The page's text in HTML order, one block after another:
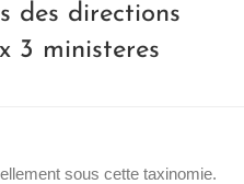
des directions
3 ministeres
sous cette taxinomie.